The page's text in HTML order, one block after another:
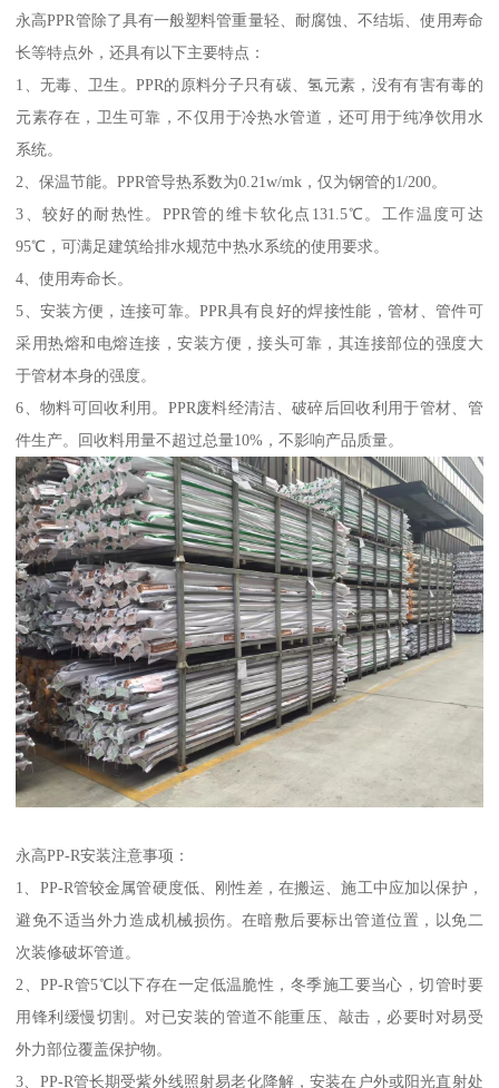
永高PPR管除了具有一般塑料管重量轻、耐腐蚀、不结垢、使用寿命
长等特点外，还具有以下主要特点：
1、无毒、卫生。PPR的原料分子只有碳、氢元素，没有有害有毒的
元素存在，卫生可靠，不仅用于冷热水管道，还可用于纯净饮用水
系统。
2、保温节能。PPR管导热系数为0.21w/mk，仅为钢管的1/200。
3、较好的耐热性。PPR管的维卡软化点131.5℃。工作温度可达
95℃，可满足建筑给排水规范中热水系统的使用要求。
4、使用寿命长。
5、安装方便，连接可靠。PPR具有良好的焊接性能，管材、管件可
采用热熔和电熔连接，安装方便，接头可靠，其连接部位的强度大
于管材本身的强度。
6、物料可回收利用。PPR废料经清洁、破碎后回收利用于管材、管
件生产。回收料用量不超过总量10%，不影响产品质量。
永高PP-R安装注意事项：
1、PP-R管较金属管硬度低、刚性差，在搬运、施工中应加以保护，
避免不适当外力造成机械损伤。在暗敷后要标出管道位置，以免二
次装修破坏管道。
2、PP-R管5℃以下存在一定低温脆性，冬季施工要当心，切管时要
用锋利缓慢切割。对已安装的管道不能重压、敲击，必要时对易受
外力部位覆盖保护物。
3、PP-R管长期受紫外线照射易老化降解，安装在户外或阳光直射处